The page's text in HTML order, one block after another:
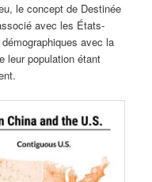
le concept de Destinée
avec les États-
avec la
leur population étant